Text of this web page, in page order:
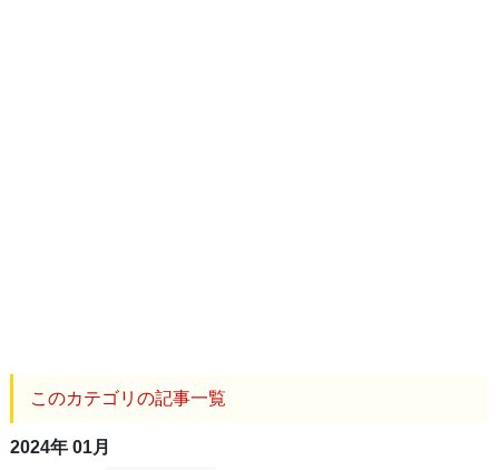
このカテゴリの記事一覧
2024年 01月